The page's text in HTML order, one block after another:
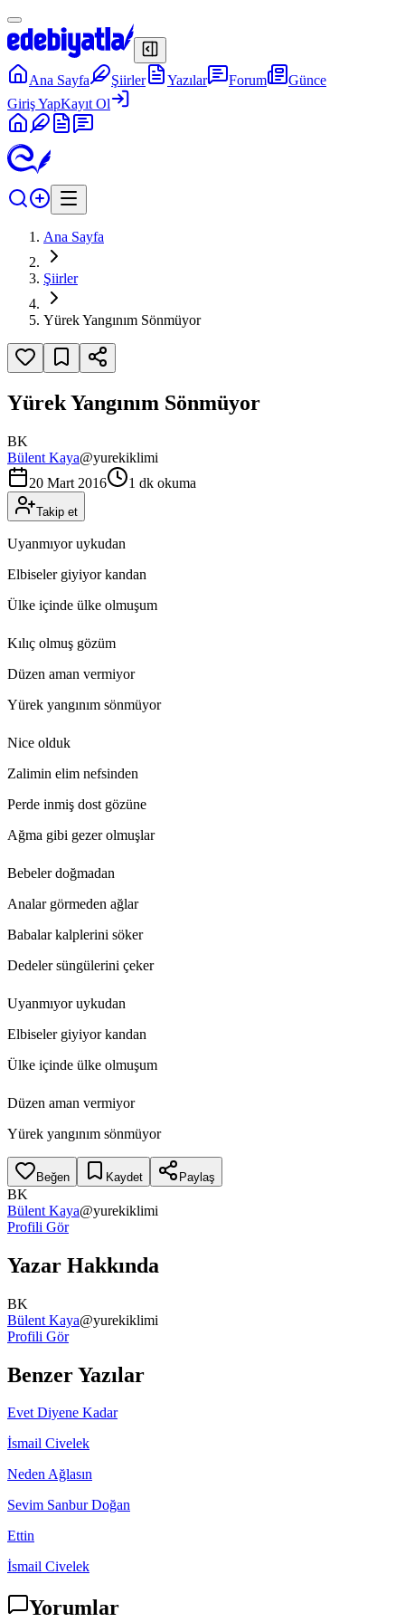
Ana Sayfa Şiirler Yazılar Forum
Günce
Giriş YapKayıt Ol
Ana Sayfa
Şiirler
Yürek Yangınım Sönmüyor
Yürek Yangınım Sönmüyor
BK
Bülent Kaya@yurekiklimi
20 Mart 2016
1 dk okuma
Takip et
Uyanmıyor uykudan
Elbiseler giyiyor kandan
Ülke içinde ülke olmuşum
Kılıç olmuş gözüm
Düzen aman vermiyor
Yürek yangınım sönmüyor
Nice olduk
Zalimin elim nefsinden
Perde inmiş dost gözüne
Ağma gibi gezer olmuşlar
Bebeler doğmadan
Analar görmeden ağlar
Babalar kalplerini söker
Dedeler süngülerini çeker
Uyanmıyor uykudan
Elbiseler giyiyor kandan
Ülke içinde ülke olmuşum
Düzen aman vermiyor
Yürek yangınım sönmüyor
Beğen Kaydet Paylaş
BK
Bülent Kaya@yurekiklimi
Profili Gör
Yazar Hakkında
BK
Bülent Kaya@yurekiklimi
Profili Gör
Benzer Yazılar
Evet Diyene Kadar
İsmail Civelek
Neden Ağlasın
Sevim Sanbur Doğan
Ettin
İsmail Civelek
Yorumlar